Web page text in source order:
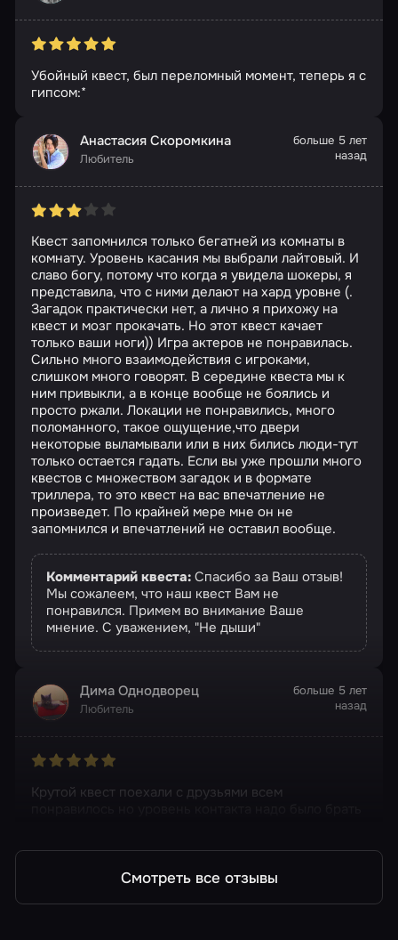
Убойный квест, был переломный момент, теперь я с
гипсом:*
Анастасия Скоромкина
Любитель
больше 5 лет
назад
Квест запомнился только бегатней из комнаты в
комнату. Уровень касания мы выбрали лайтовый. И
славо богу, потому что когда я увидела шокеры, я
представила, что с ними делают на хард уровне (.
Загадок практически нет, а лично я прихожу на
квест и мозг прокачать. Но этот квест качает
только ваши ноги)) Игра актеров не понравилась.
Сильно много взаимодействия с игроками,
слишком много говорят. В середине квеста мы к
ним привыкли, а в конце вообще не боялись и
просто ржали. Локации не понравились, много
поломанного, такое ощущение,что двери
некоторые выламывали или в них бились люди-тут
только остается гадать. Если вы уже прошли много
квестов с множеством загадок и в формате
триллера, то это квест на вас впечатление не
произведет. По крайней мере мне он не
запомнился и впечатлений не оставил вообще.
Комментарий квеста: Спасибо за Ваш отзыв!
Мы сожалеем, что наш квест Вам не
понравился. Примем во внимание Ваше
мнение. С уважением, "Не дыши"
Дима Однодворец
Любитель
больше 5 лет
назад
Крутой квест поехали с друзьями всем
Смотреть все отзывы